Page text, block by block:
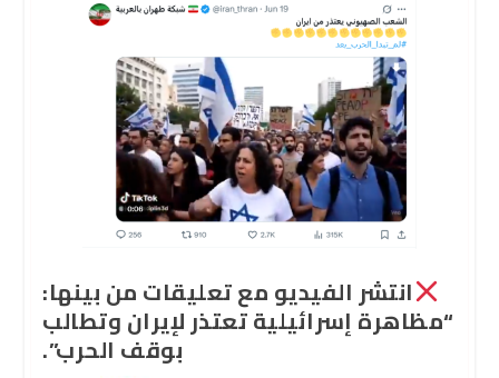
انتشر الفيديو مع تعليقات من بينها:
“مظاهرة إسرائيلية تعتذر لإيران وتطالب
بوقف الحرب”.